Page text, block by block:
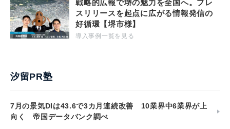
戦略的広報で堺の魅力を全国へ。プレ
スリリースを起点に広がる情報発信の
好循環【堺市様】
導入事例一覧を見る
汐留PR塾
7月の景気DIは43.6で3カ月連続改善 10業界中6業界が上
向く 帝国データバンク調べ